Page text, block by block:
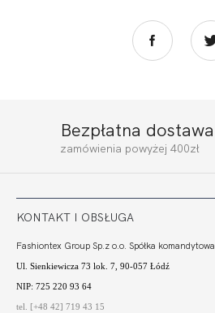
Bezpłatna dostawa
zamówienia powyżej 400zł
KONTAKT I OBSŁUGA
Fashiontex Group Sp.z o.o. Spółka komandytowa
Ul. Sienkiewicza 73 lok. 7, 90-057 Łódź
NIP: 725 220 93 64
tel. [+48 42] 719 43 15